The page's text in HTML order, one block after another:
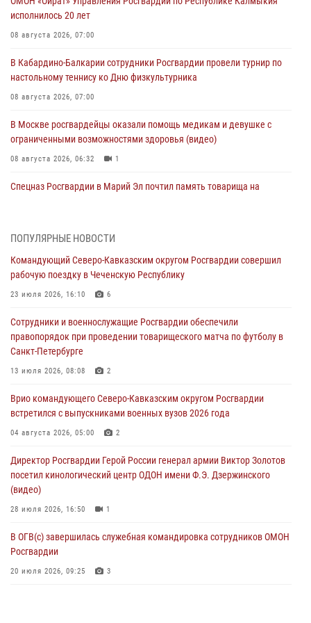
исполнилось 20 лет
08 августа 2026, 07:00
В Кабардино-Балкарии сотрудники Росгвардии провели турнир по
настольному теннису ко Дню физкультурника
08 августа 2026, 07:00
В Москве росгвардейцы оказали помощь медикам и девушке с
ограниченными возможностями здоровья (видео)
08 августа 2026, 06:32 1
Спецназ Росгвардии в Марий Эл почтил память товарища на
турнирами, мастер-классами и легкоатлетическими забегами
08 августа 2026, 06:03
подготовки на Урале
08 августа 2026, 05:00 3
В ДНР выполняющие задачи СВО росгвардейцы получают из дома
08 августа 2026, 05:00
Комплексные проверки безопасности объектов образования с
08 августа 2026, 04:01
ПОПУЛЯРНЫЕ НОВОСТИ
Командующий Северо-Кавказским округом Росгвардии совершил
рабочую поездку в Чеченскую Республику
23 июля 2026, 16:10 6
Сотрудники и военнослужащие Росгвардии обеспечили
правопорядок при проведении товарищеского матча по футболу в
Санкт-Петербурге
13 июля 2026, 08:08 2
Врио командующего Северо-Кавказским округом Росгвардии
встретился с выпускниками военных вузов 2026 года
04 августа 2026, 05:00 2
Директор Росгвардии Герой России генерал армии Виктор Золотов
посетил кинологический центр ОДОН имени Ф.Э. Дзержинского
(видео)
28 июля 2026, 16:50 1
В ОГВ(с) завершилась служебная командировка сотрудников ОМОН
Росгвардии
20 июля 2026, 09:25 3